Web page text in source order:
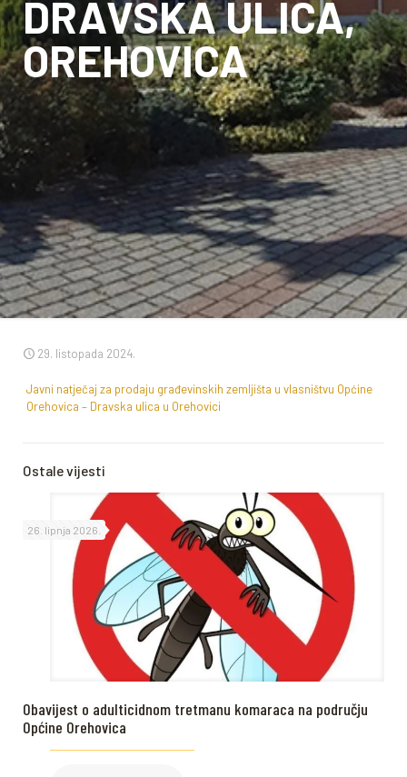
DRAVSKA ULICA,
OREHOVICA
29. listopada 2024.
Javni natječaj za prodaju građevinskih zemljišta u vlasništvu Općine
Orehovica – Dravska ulica u Orehovici
Ostale vijesti
26. lipnja 2026.
Obavijest o adulticidnom tretmanu komaraca na području
Općine Orehovica